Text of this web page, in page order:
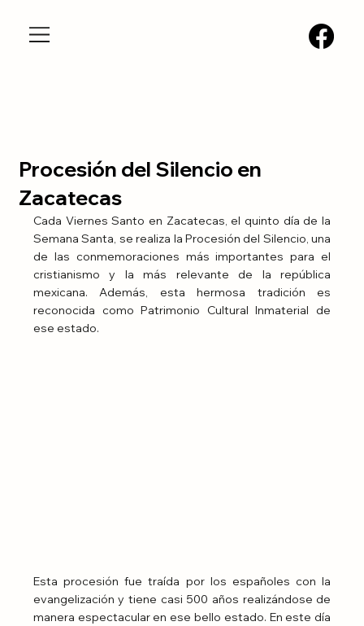
Procesión del Silencio en
Zacatecas
Cada Viernes Santo en Zacatecas, el quinto día de la
Semana Santa, se realiza la Procesión del Silencio, una
de las conmemoraciones más importantes para el
cristianismo y la más relevante de la república
mexicana. Además, esta hermosa tradición es
reconocida como Patrimonio Cultural Inmaterial de
ese estado.
Esta procesión fue traída por los españoles con la
evangelización y tiene casi 500 años realizándose de
manera espectacular en ese bello estado. En este día